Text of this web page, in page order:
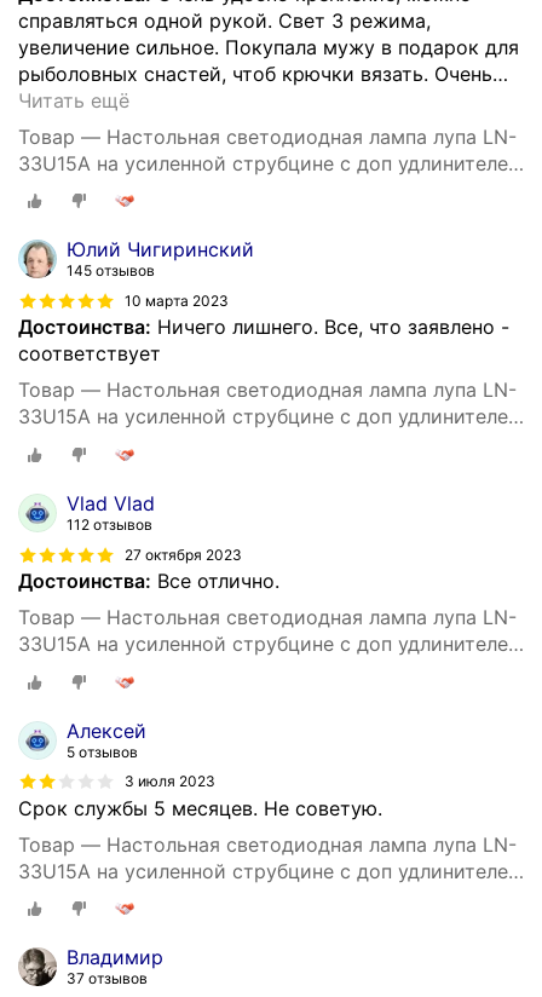
справляться одной рукой. Свет 3 режима,
увеличение сильное. Покупала мужу в подарок для
рыболовных снастей, чтоб крючки вязать. Очень…
Читать ещё
Товар — Настольная светодиодная лампа лупа LN-
33U15A на усиленной струбцине с доп удлинителем
кабеля 1.5 м и адаптером питания к сети 220В
черная
Юлий Чигиринский
145 отзывов
10 марта 2023
Достоинства: Ничего лишнего. Все, что заявлено -
соответствует
Товар — Настольная светодиодная лампа лупа LN-
33U15A на усиленной струбцине с доп удлинителем
кабеля 1.5 м и адаптером питания к сети 220В
черная
Vlad Vlad
112 отзывов
27 октября 2023
Достоинства: Все отлично.
Товар — Настольная светодиодная лампа лупа LN-
33U15A на усиленной струбцине с доп удлинителем
кабеля 1.5 м и адаптером питания к сети 220В
черная
Алексей
5 отзывов
3 июля 2023
Срок службы 5 месяцев. Не советую.
Товар — Настольная светодиодная лампа лупа LN-
33U15A на усиленной струбцине с доп удлинителем
кабеля 1.5 м и адаптером питания к сети 220В
черная
Владимир
37 отзывов